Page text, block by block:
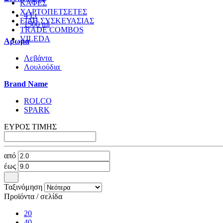
ΚΑΦΕΣ
ΧΑΡΤΟΠΕΤΣΕΤΕΣ
ΕΙΔΗ ΣΥΣΚΕΥΑΣΙΑΣ
TRADE COMBOS
VILEDA
4 Lt
1500 ml
Αρωμα
Λεβάντα
Λουλούδια
Brand Name
ROLCO
SPARK
ΕΥΡΟΣ ΤΙΜΗΣ
από
έως
Ταξινόμηση
Προϊόντα / σελίδα
20